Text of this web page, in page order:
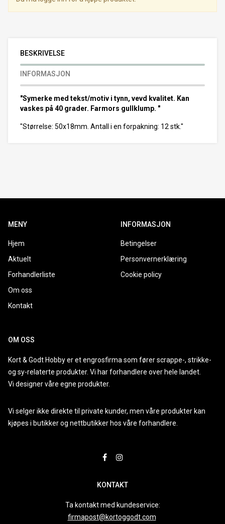
BESKRIVELSE
INFORMASJON
"Symerke med tekst/motiv i tynn, vevd kvalitet. Kan
vaskes på 40 grader. Farmors gullklump. "
"Størrelse: 50x18mm. Antall i en forpakning: 12 stk."
MENY
Hjem
Aktuelt
Forhandlerliste
Om oss
Kontakt
INFORMASJON
Betingelser
Personvernerklæring
Cookie policy
OM OSS
Kort & Godt Hobby er et engrosfirma som fører scrappe-, strikke-
og sy-relaterte produkter. Vi har forhandlere over hele landet.
Vi designer våre egne produkter.
Vi selger ikke direkte til private kunder, men våre produkter kan
kjøpes i butikker og nettbutikker hos våre forhandlere.
KONTAKT
Ta kontakt med kundeservice:
firmapost@kortoggodt.com